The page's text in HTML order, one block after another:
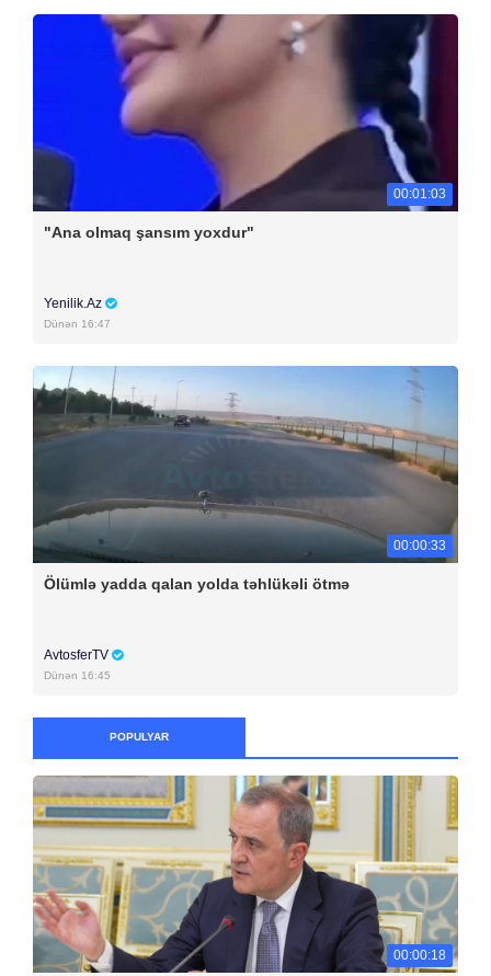
00:01:03
"Ana olmaq şansım yoxdur"
Yenilik.Az
Dünən 16:47
00:00:33
Ölümlə yadda qalan yolda təhlükəli ötmə
AvtosferTV
Dünən 16:45
POPULYAR
00:00:18